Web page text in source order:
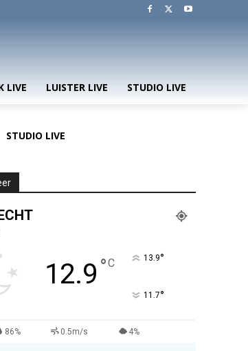
LIVE LUISTER LIVE STUDIO LIVE
STUDIO LIVE
12.9 °C 13.9°
11.7°
86% 0.5m/s 4%